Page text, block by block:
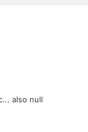
also null